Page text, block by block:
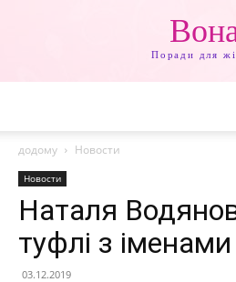
Поради для
додому Новости
Новости
Наталя
туфлі з іменами
03.12.2019